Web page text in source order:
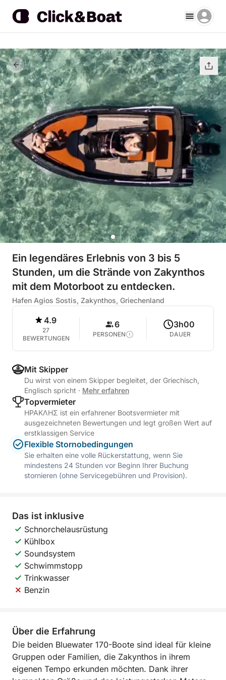
Ein legendäres Erlebnis von 3 bis 5
Stunden, um die Strände von Zakynthos
mit dem Motorboot zu entdecken.
Hafen Agios Sostis, Zakynthos, Griechenland
4.9
27
BEWERTUNGEN
6
PERSONEN
3h00
DAUER
Mit Skipper
Du wirst von einem Skipper begleitet, der Griechisch,
Englisch spricht · Mehr erfahren
Topvermieter
ΗΡΑΚΛΗΣ ist ein erfahrener Bootsvermieter mit
ausgezeichneten Bewertungen und legt großen Wert auf
erstklassigen Service
Flexible Stornobedingungen
Sie erhalten eine volle Rückerstattung, wenn Sie
mindestens 24 Stunden vor Beginn Ihrer Buchung
stornieren (ohne Servicegebühren und Provision).
Das ist inklusive
Schnorchelausrüstung
Kühlbox
Soundsystem
Schwimmstopp
Trinkwasser
Benzin
Über die Erfahrung
Die beiden Bluewater 170-Boote sind ideal für kleine
Gruppen oder Familien, die Zakynthos in ihrem
eigenen Tempo erkunden möchten. Dank ihrer